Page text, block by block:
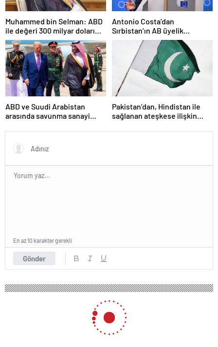
Muhammed bin Selman: ABD
ile değeri 300 milyar doları
aşan anlaşmalar imzaladık
Antonio Costa’dan
Sırbistan’ın AB üyelik
sürecine ilişkin açıklama
ABD ve Suudi Arabistan
arasında savunma sanayi
Pakistan’dan, Hindistan ile
sağlanan ateşkese ilişkin
Gönder
En az 10 karakter gerekli